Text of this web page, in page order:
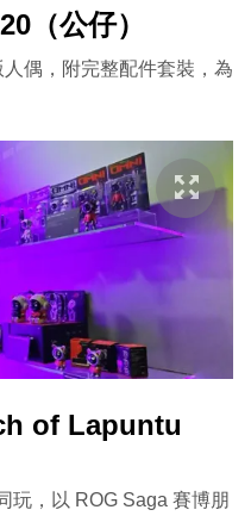
（公仔）
偶，附完整配件套裝，為
of Lapuntu
玩，以 ROG Saga 賽博朋